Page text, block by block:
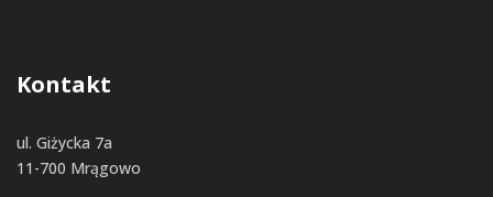
Kontakt
ul. Giżycka 7a
11-700 Mrągowo